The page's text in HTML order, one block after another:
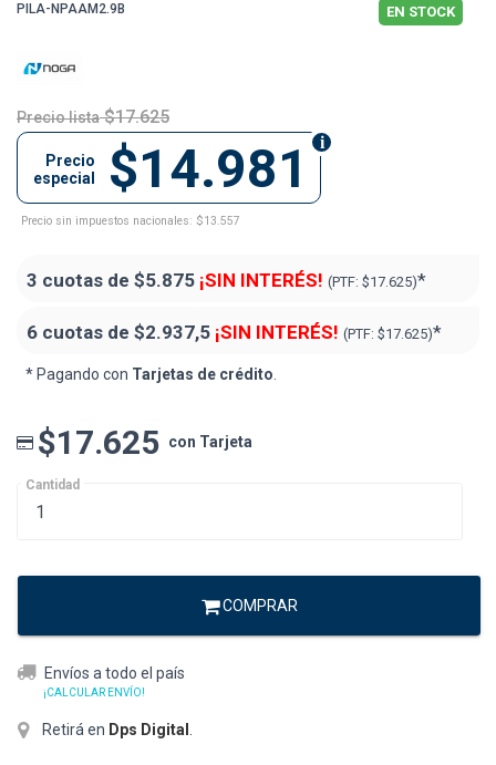
PILA-NPAAM2.9B EN STOCK
Precio lista $17.625
$14.981
Precio
especial
Precio sin impuestos nacionales: $13.557
3 cuotas de $5.875 ¡SIN INTERÉS! (PTF: $17.625)*
6 cuotas de $2.937,5 ¡SIN INTERÉS! (PTF: $17.625)*
* Pagando con Tarjetas de crédito.
$17.625 con Tarjeta
Cantidad
COMPRAR
Envíos a todo el país
¡CALCULAR ENVÍO!
Retirá en Dps Digital